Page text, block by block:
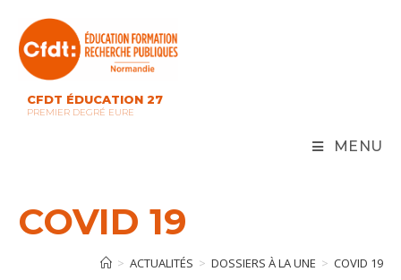
content
CFDT ÉDUCATION 27
PREMIER DEGRÉ EURE
MENU
COVID 19
> ACTUALITÉS > DOSSIERS À LA UNE > COVID 19